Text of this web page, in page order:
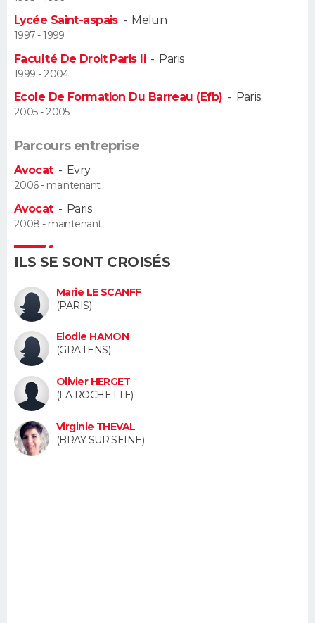
Alimentation
Guide de la santé
Maladies
Médicaments
Sommeil
VOYAGE
Destinations
City break
Voyage nature
Voyage de noces
Forum
Climat
+
PHOTO
GUIDES D'ACHAT
CARTE DE VOEUX
Carte de Noël
Carte Bonne année
Carte Saint-Valentin
Carte Pâques
Carte d'anniversaire
Dictionnaire
Biographies
Citations
Expressions
Proverbes
PROGRAMME TV
COPAINS D'AVANT
S'inscrire
Se connecter
Lycées
Collèges
Primaires
Universités
Entreprises
Service militaire
Avis de recherche
AVIS DE DÉCÈS
Bricolage
Lifestyle
Culture
Sport
Auto
Television
Voyage
Cinema
Lycée Saint-aspais- Melun
1997 - 1999
Faculté De Droit Paris Ii- Paris
1999 - 2004
Ecole De Formation Du Barreau (Efb) - Paris
2005 - 2005
Parcours entreprise
Avocat- Evry
2006 - maintenant
Avocat- Paris
2008 - maintenant
ILS SE SONT CROISÉS
Marie LE SCANFF
(PARIS)
Elodie HAMON
(GRATENS)
Olivier HERGET
(LA ROCHETTE)
Virginie THEVAL
(BRAY SUR SEINE)